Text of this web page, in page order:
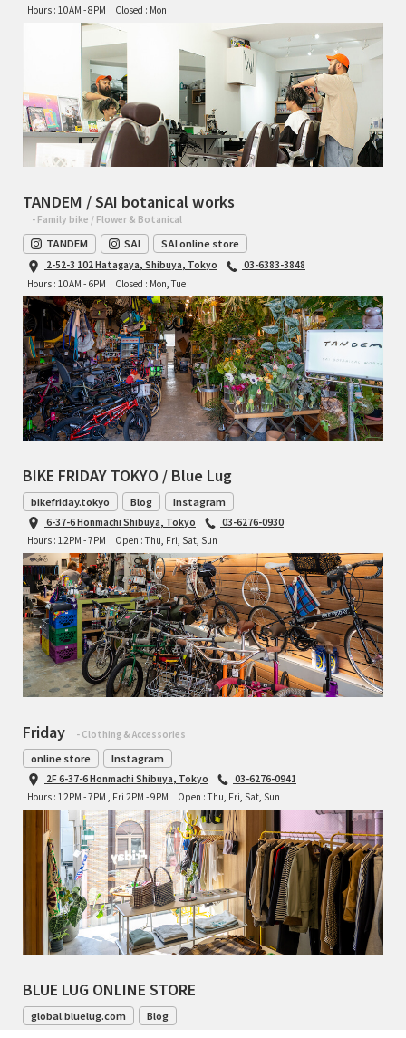
Hours : 10AM - 8PM
Closed : Mon
TANDEM / SAI botanical works
- Family bike / Flower & Botanical
TANDEM SAI SAI online store
2-52-3 102 Hatagaya, Shibuya, Tokyo
03-6383-3848
Hours : 10AM - 6PM
Closed : Mon, Tue
BIKE FRIDAY TOKYO / Blue Lug
bikefriday.tokyo Blog Instagram
6-37-6 Honmachi Shibuya, Tokyo
03-6276-0930
Hours : 12PM - 7PM
Open : Thu, Fri, Sat, Sun
Friday - Clothing & Accessories
online store Instagram
2F 6-37-6 Honmachi Shibuya, Tokyo
03-6276-0941
Hours : 12PM - 7PM , Fri 2PM - 9PM
Open : Thu, Fri, Sat, Sun
BLUE LUG ONLINE STORE
global.bluelug.com Blog